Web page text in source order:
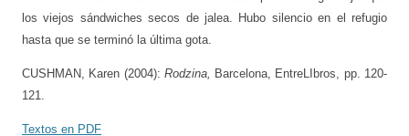
los viejos sándwiches secos de jalea. Hubo silencio en el refugio
hasta que se terminó la última gota.
CUSHMAN, Karen (2004): Rodzina,
Barcelona, EntreLIbros, pp. 120-
121.
Textos en PDF